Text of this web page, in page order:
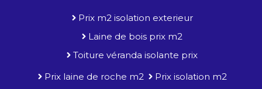
Prix m2 isolation exterieur
Laine de bois prix m2
Toiture véranda isolante prix
Prix laine de roche m2
Prix isolation m2